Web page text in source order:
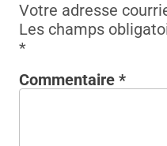
Votre adresse
Les champs
*
Commentaire *